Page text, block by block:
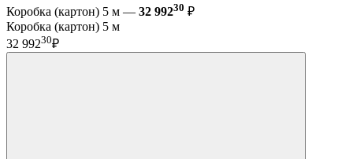
Коробка (картон) 5 м — 32 99230 ₽
Коробка (картон) 5 м
32 99230₽